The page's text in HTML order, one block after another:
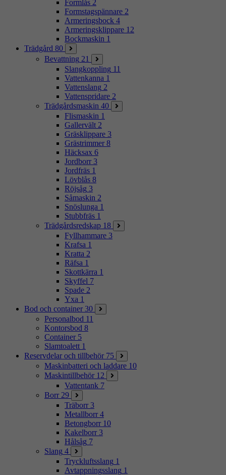
Formlås 2
Formstagspännare 2
Armeringsbock 4
Armeringsklippare 12
Bockmaskin 1
Trädgård 80
Bevattning 21
Slangkoppling 11
Vattenkanna 1
Vattenslang 2
Vattenspridare 2
Trädgårdsmaskin 40
Flismaskin 1
Gallervält 2
Gräsklippare 3
Grästrimmer 8
Häcksax 6
Jordborr 3
Jordfräs 1
Lövblås 8
Röjsåg 3
Såmaskin 2
Snöslunga 1
Stubbfräs 1
Trädgårdsredskap 18
Fyllhammare 3
Krafsa 1
Kratta 2
Räfsa 1
Skottkärra 1
Skyffel 7
Spade 2
Yxa 1
Bod och container 30
Personalbod 11
Kontorsbod 8
Container 5
Slamtoalett 1
Reservdelar och tillbehör 75
Maskinbatteri och laddare 10
Maskintillbehör 12
Vattentank 7
Borr 29
Träborr 3
Metallborr 4
Betongborr 10
Kakelborr 3
Hålsåg 7
Slang 4
Tryckluftsslang 1
Avtappningsslang 1